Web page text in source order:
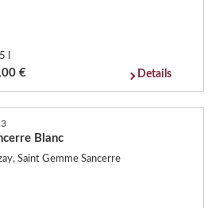
l
€ Details
Blanc
Saint Gemme Sancerre